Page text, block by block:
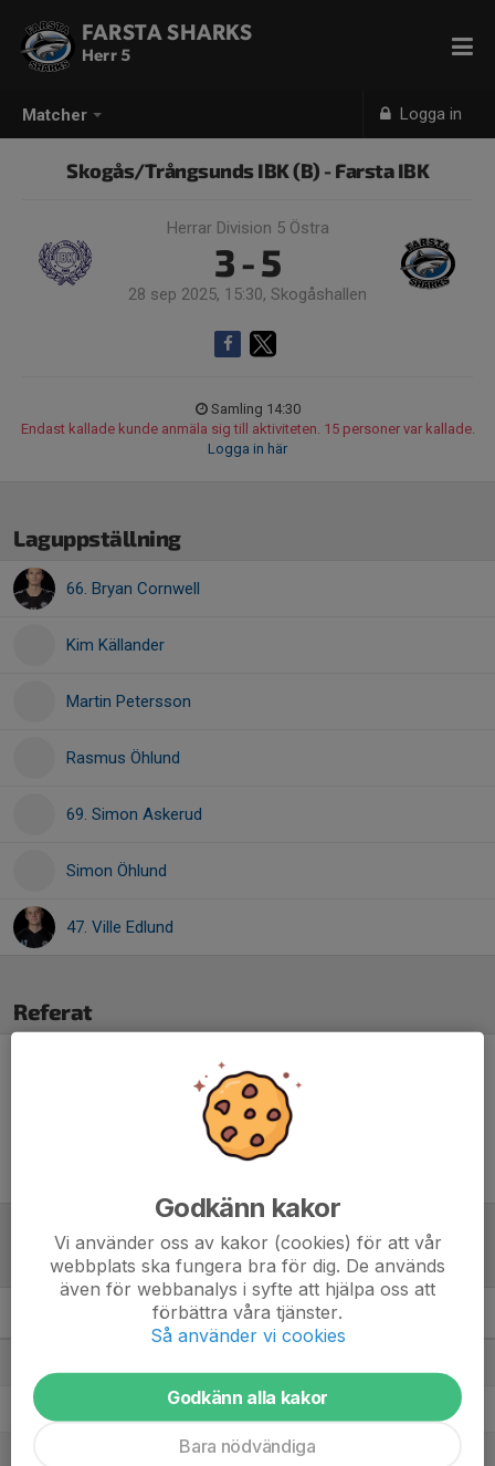
Matcher Logga in
FARSTA SHARKS
Herr 5
Skogås/Trångsunds IBK (B) - Farsta IBK
Herrar Division 5 Östra
3 - 5
28 sep 2025, 15:30, Skogåshallen
Samling 14:30
Endast kallade kunde anmäla sig till aktiviteten. 15 personer var kallade.
Logga in här
Laguppställning
66. Bryan Cornwell
Kim Källander
Martin Petersson
Rasmus Öhlund
69. Simon Askerud
Simon Öhlund
47. Ville Edlund
Referat
Inget referat skrivet
Tabell
Herrar Division 5 Östra M
16 35
16
Godkänn kakor
Vi använder oss av kakor (cookies) för att vår
webbplats ska fungera bra för dig. De används
även för webbanalys i syfte att hjälpa oss att
förbättra våra tjänster.
Så använder vi cookies
Godkänn alla kakor
Bara nödvändiga